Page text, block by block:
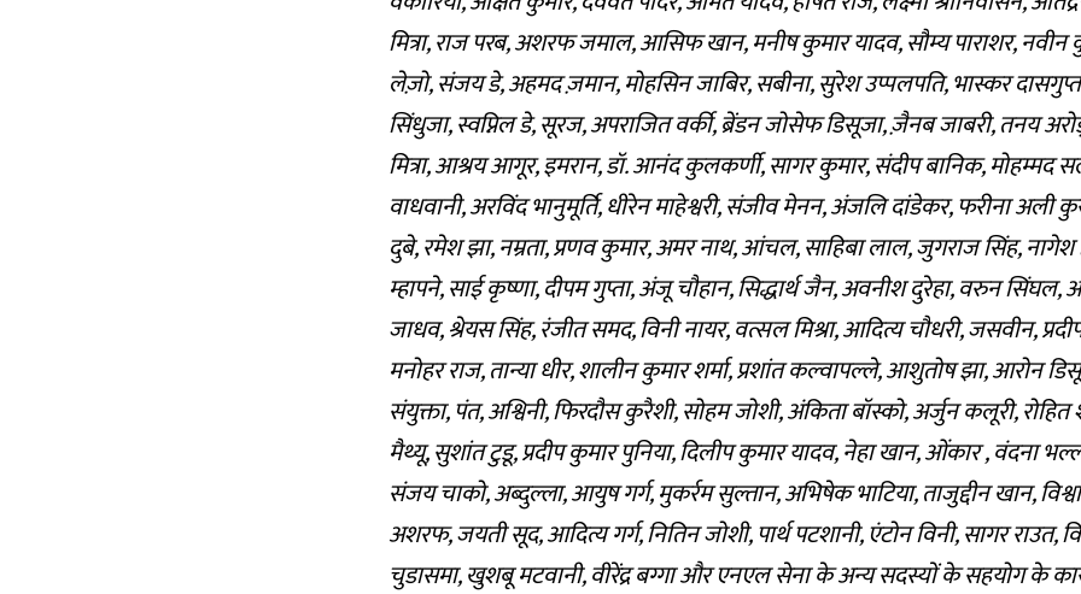
मित्रा, राज परब, अशरफ जमाल, आसिफ खान, मनीष कुमार यादव, सौम्य पाराशर, नवीन
लेज़ो, संजय डे, अहमद ज़मान, मोहसिन जाबिर, सबीना, सुरेश उप्पलपति, भास्कर
सिंधुजा, स्वप्निल डे, सूरज, अपराजित वर्की, ब्रेंडन जोसेफ डिसूजा, ज़ैनब जाबरी, तनय
मित्रा, आश्रय आगूर, इमरान, डॉ. आनंद कुलकर्णी, सागर कुमार, संदीप बानिक, मोहम्मद
वाधवानी, अरविंद भानुमूर्ति, धीरेन माहेश्वरी, संजीव मेनन, अंजलि दांडेकर, फरीना अली
दुबे, रमेश झा, नम्रता, प्रणव कुमार, अमर नाथ, आंचल, साहिबा लाल, जुगराज सिंह,
म्हापने, साई कृष्णा, दीपम गुप्ता, अंजू चौहान, सिद्धार्थ जैन, अवनीश दुरेहा, वरुन सिंघल,
जाधव, श्रेयस सिंह, रंजीत समद, विनी नायर, वत्सल मिश्रा, आदित्य चौधरी, जसवीन,
मनोहर राज, तान्या धीर, शालीन कुमार शर्मा, प्रशांत कल्वापल्ले, आशुतोष झा, आरोन
संयुक्ता, पंत, अश्विनी, फिरदौस कुरैशी, सोहम जोशी, अंकिता बॉस्को, अर्जुन कलूरी, रोहित
मैथ्यू, सुशांत टुडू, प्रदीप कुमार पुनिया, दिलीप कुमार यादव, नेहा खान, ओंकार , वंदना
संजय चाको, अब्दुल्ला, आयुष गर्ग, मुकर्रम सुल्तान, अभिषेक भाटिया, ताजुद्दीन खान,
अशरफ, जयती सूद, आदित्य गर्ग, नितिन जोशी, पार्थ पटशानी, एंटोन विनी, सागर राउत,
चुडासमा, खुशबू मटवानी, वीरेंद्र बग्गा और एनएल सेना के अन्य सदस्यों के सहयोग के